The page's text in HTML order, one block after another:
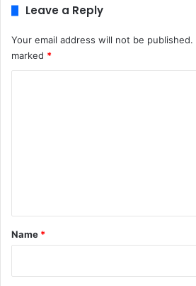
Leave a Reply
Your email address will not be published.
marked *
*
Name *